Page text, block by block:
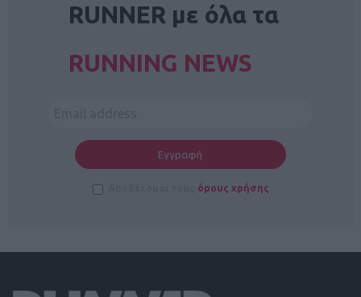
RUNNER με όλα τα
RUNNING NEWS
όρους χρήσης